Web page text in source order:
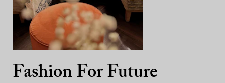
Fashion For Future